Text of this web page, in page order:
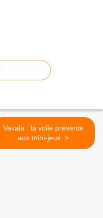
Vakala : la voile présente
aux mini-jeux. >